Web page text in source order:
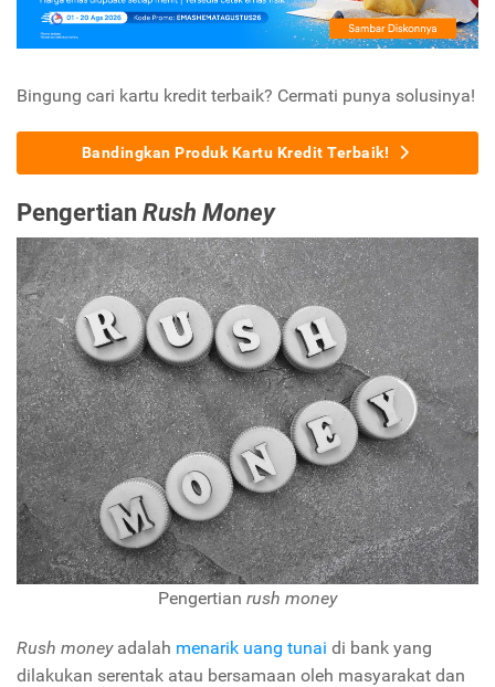
Bingung cari kartu kredit terbaik? Cermati punya solusinya!
Bandingkan Produk Kartu Kredit Terbaik!
PengertianRush Money
Pengertian rush money
Rush moneyadalah menarik uang tunai di bank yang
dilakukan serentak atau bersamaan oleh masyarakat dan